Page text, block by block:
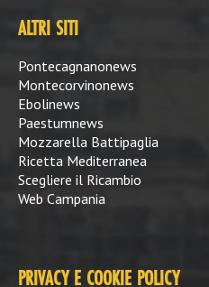
ALTRI SITI
Pontecagnanonews
Montecorvinonews
Ebolinews
Paestumnews
Mozzarella Battipaglia
Ricetta Mediterranea
Scegliere il Ricambio
Web Campania
PRIVACY E COOKIE POLICY